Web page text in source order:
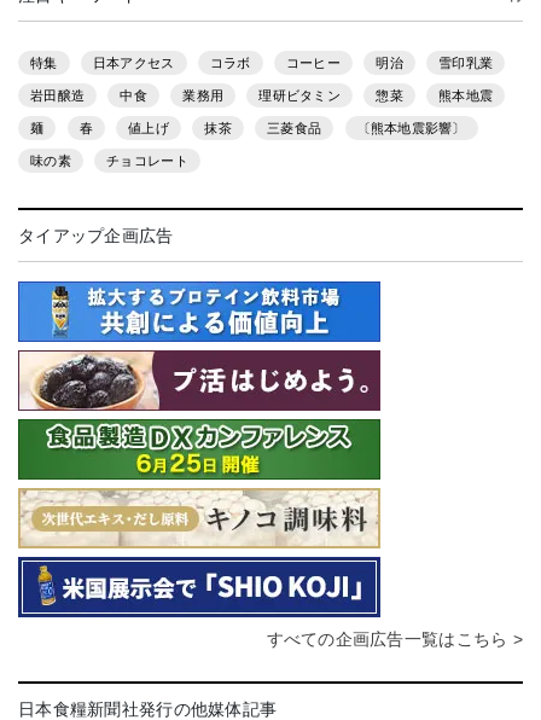
特集 日本アクセス コラボ コーヒー 明治 雪印乳業
岩田醸造 中食 業務用 理研ビタミン 惣菜 熊本地震
麺 春 値上げ 抹茶 三菱食品 〔熊本地震影響〕
味の素 チョコレート
タイアップ企画広告
すべての企画広告一覧はこちら >
日本食糧新聞社発行の他媒体記事